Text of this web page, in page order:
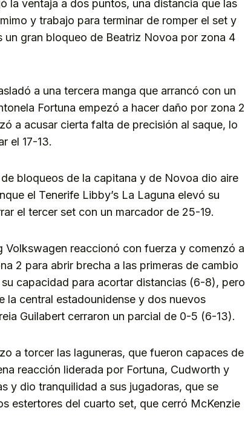
la ventaja a dos puntos, una distancia que las
y trabajo para terminar de romper el set y
un gran bloqueo de Beatriz Novoa por zona 4
a una tercera manga que arrancó con un
Fortuna empezó a hacer daño por zona 2
a acusar cierta falta de precisión al saque, lo
el 17-13.
bloqueos de la capitana y de Novoa dio aire
el Tenerife Libby’s La Laguna elevó su
el tercer set con un marcador de 25-19.
Volkswagen reaccionó con fuerza y comenzó a
2 para abrir brecha a las primeras de cambio
capacidad para acortar distancias (6-8), pero
la central estadounidense y dos nuevos
Guilabert cerraron un parcial de 0-5 (6-13).
a torcer las laguneras, que fueron capaces de
reacción liderada por Fortuna, Cudworth y
y dio tranquilidad a sus jugadoras, que se
estertores del cuarto set, que cerró McKenzie